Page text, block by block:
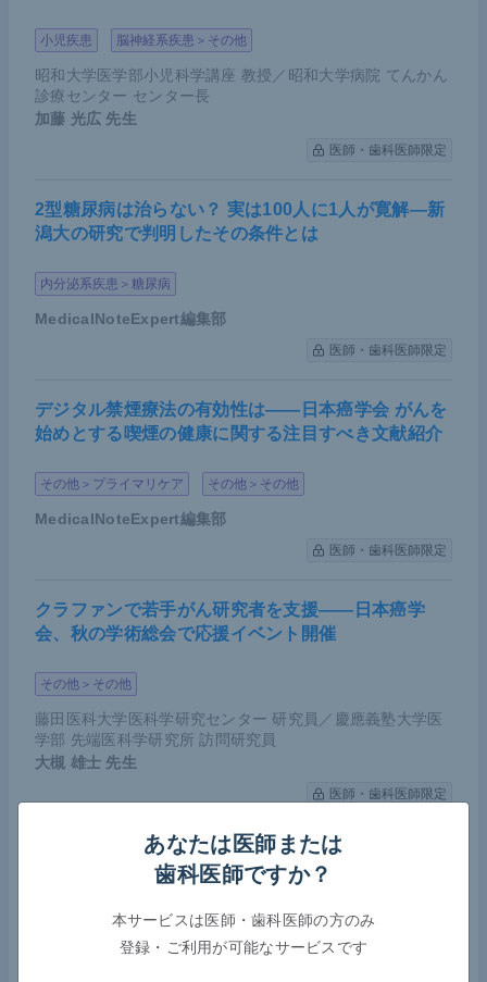
小児疾患 脳神経系疾患＞その他
昭和大学医学部小児科学講座 教授／昭和大学病院 てんかん
診療センター センター長
加藤 光広 先生
医師・歯科医師限定
2型糖尿病は治らない？ 実は100人に1人が寛解―新
潟大の研究で判明したその条件とは
内分泌系疾患＞糖尿病
MedicalNoteExpert編集部
医師・歯科医師限定
デジタル禁煙療法の有効性は――日本癌学会 がんを
始めとする喫煙の健康に関する注目すべき文献紹介
その他＞プライマリケア その他＞その他
MedicalNoteExpert編集部
医師・歯科医師限定
クラファンで若手がん研究者を支援――日本癌学
会、秋の学術総会で応援イベント開催
その他＞その他
藤田医科大学医科学研究センター 研究員／慶應義塾大学医
学部 先端医科学研究所 訪問研究員
大槻 雄士 先生
医師・歯科医師限定
COVID-19によるがん薬物療法への影響――日本臨
床腫瘍学会が第7波における実態調査の結果を報告
腫瘍（オンコロジー）＞その他 感染症＞ウイルス性
あなたは医師または
歯科医師ですか？
本サービスは医師・歯科医師の方のみ
登録・ご利用が可能なサービスです